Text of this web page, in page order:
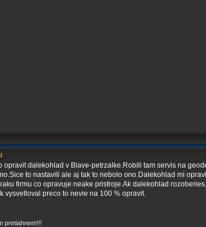
opravit dalekohlad v Blave-petrzalke.Robili tam servis na
to nastavili ale aj tak to nebolo ono.Dalekohlad mi
firmu co opravuje neake pristroje.Ak dalekohlad
vysvetloval preco to nevie na 100 % opravit.
pretiahnem!!!